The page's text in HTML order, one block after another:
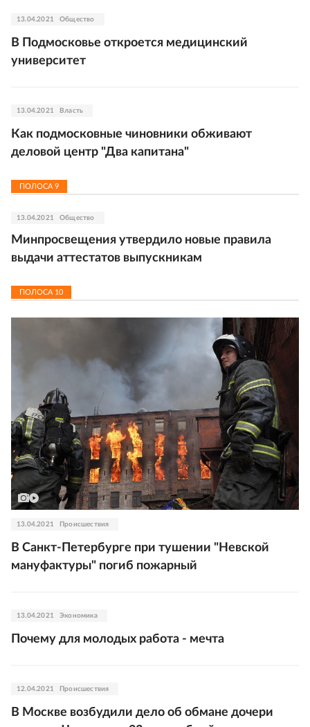
13.04.2021 Общество
В Подмосковье откроется медицинский
университет
13.04.2021 Власть
Как подмосковные чиновники обживают
деловой центр "Два капитана"
ПОЛОСА9
13.04.2021 Общество
Минпросвещения утвердило новые правила
выдачи аттестатов выпускникам
ПОЛОСА 10
13.04.2021 Происшествия
В Санкт-Петербурге при тушении "Невской
мануфактуры" погиб пожарный
13.04.2021 Экономика
Почему для молодых работа - мечта
12.04.2021 Происшествия
В Москве возбудили дело об обмане дочери